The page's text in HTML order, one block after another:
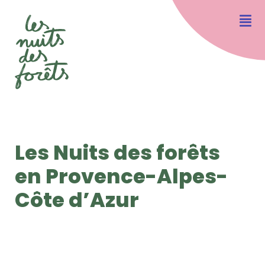
Les Nuits des forêts
en Provence-Alpes-
Côte d’Azur